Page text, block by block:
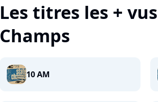
Les titres les +
Champs
10 AM